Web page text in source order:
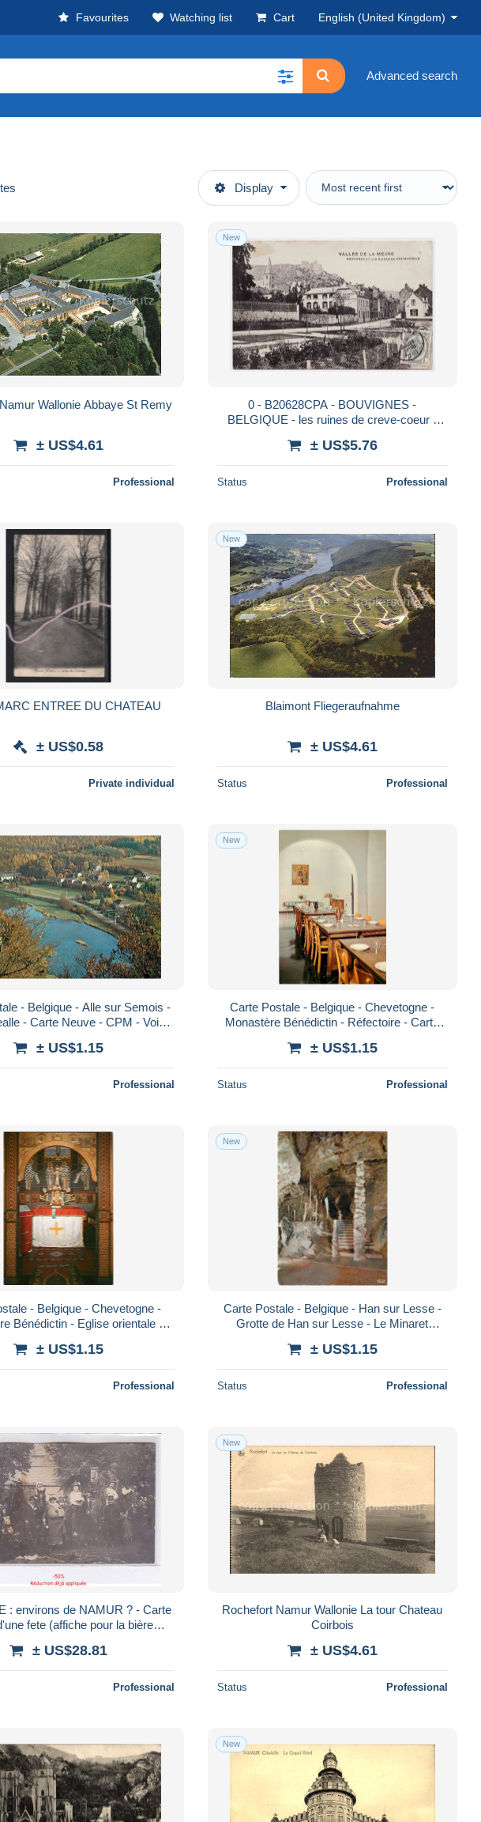
Favourites Watching list Cart English (United Kingdom)
Advanced search
Display
Wallonie Abbaye St Remy
± US$4.61
Professional
New
0 - B20628CPA - BOUVIGNES -
BELGIQUE - les ruines de creve-coeur -
± US$5.76
Status Professional
ENTREE DU CHATEAU
± US$0.58
Private individual
New
Blaimont Fliegeraufnahme
± US$4.61
Status Professional
- Belgique - Alle sur Semois -
- Carte Neuve - CPM - Voir
± US$1.15
Professional
New
Carte Postale - Belgique - Chevetogne -
Monastère Bénédictin - Réfectoire - Carte
± US$1.15
Status Professional
- Belgique - Chevetogne -
Bénédictin - Eglise orientale -
± US$1.15
Professional
New
Carte Postale - Belgique - Han sur Lesse -
Grotte de Han sur Lesse - Le Minaret
± US$1.15
Status Professional
: environs de NAMUR ? - Carte
fete (affiche pour la bière
± US$28.81
Professional
New
Rochefort Namur Wallonie La tour Chateau
Coirbois
± US$4.61
Status Professional
New